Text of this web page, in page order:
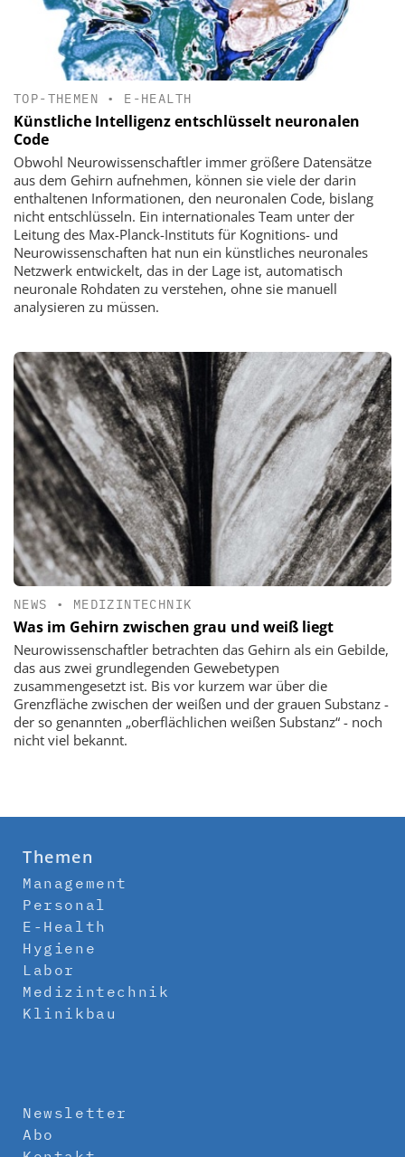
TOP-THEMEN • E-HEALTH
Künstliche Intelligenz entschlüsselt neuronalen
Code
Obwohl Neurowissenschaftler immer größere Datensätze
aus dem Gehirn aufnehmen, können sie viele der darin
enthaltenen Informationen, den neuronalen Code, bislang
nicht entschlüsseln. Ein internationales Team unter der
Leitung des Max-Planck-Instituts für Kognitions- und
Neurowissenschaften hat nun ein künstliches neuronales
Netzwerk entwickelt, das in der Lage ist, automatisch
neuronale Rohdaten zu verstehen, ohne sie manuell
analysieren zu müssen.
NEWS • MEDIZINTECHNIK
Was im Gehirn zwischen grau und weiß liegt
Neurowissenschaftler betrachten das Gehirn als ein Gebilde,
das aus zwei grundlegenden Gewebetypen
zusammengesetzt ist. Bis vor kurzem war über die
Grenzfläche zwischen der weißen und der grauen Substanz -
der so genannten „oberflächlichen weißen Substanz“ - noch
nicht viel bekannt.
Themen
Management
Personal
E-Health
Hygiene
Labor
Medizintechnik
Klinikbau
Newsletter
Abo